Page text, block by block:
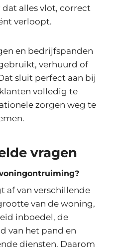
alles vlot, correct
verloopt.
en bedrijfspanden
verhuurd of
sluit perfect aan bij
volledig te
zorgen weg te
vragen
af van verschillende
van de woning,
inboedel, de
van het pand en
diensten. Daarom